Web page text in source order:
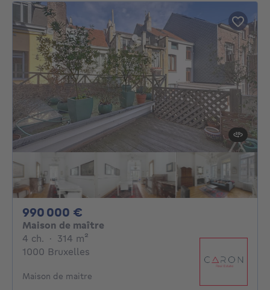
990 000 €
Maison de maître
4 ch. 4 chambres
· 314 m²
1000 Bruxelles
Maison de maitre